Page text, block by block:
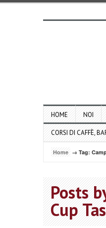
HOME NOI
CORSI DI CAFFÈ,
Home → Tag:
Posts
Cup